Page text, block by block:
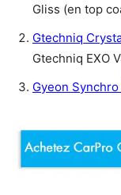
Gliss (en top
Gtechniq
Gtechniq EXO
Gyeon Synchro